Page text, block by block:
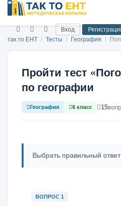
Вход
так то ЕНТ / Тесты / География /
Пройти тест
по географии
География 6 класс 15
Выбрать правильный ответ
ВОПРОС 1